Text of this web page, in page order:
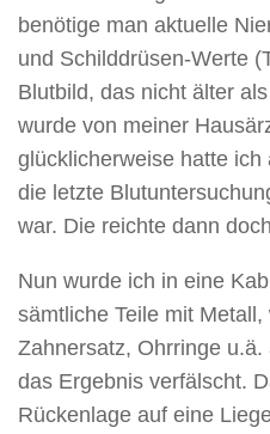
benötige man aktuelle
und Schilddrüsen-Werte
Blutbild, das nicht älter
wurde von meiner
glücklicherweise hatte
die letzte
war. Die reichte dann
Nun wurde ich in eine
sämtliche Teile mit Metall,
Zahnersatz, Ohrringe
das Ergebnis verfälscht.
Rückenlage auf eine